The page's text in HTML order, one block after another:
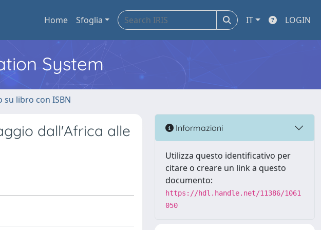
Home Sfoglia IT LOGIN
System
su libro con ISBN
dall'Africa alle
Informazioni
Utilizza questo identificativo per
citare o creare un link a questo
documento:
https://hdl.handle.net/11386/1061
050